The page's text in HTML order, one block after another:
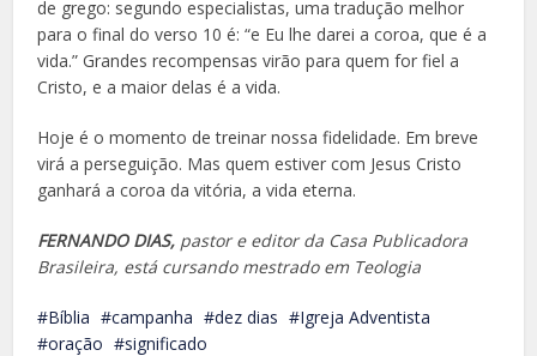
de grego: segundo especialistas, uma tradução melhor
para o final do verso 10 é: “e Eu lhe darei a coroa, que é a
vida.” Grandes recompensas virão para quem for fiel a
Cristo, e a maior delas é a vida.
Hoje é o momento de treinar nossa fidelidade. Em breve
virá a perseguição. Mas quem estiver com Jesus Cristo
ganhará a coroa da vitória, a vida eterna.
FERNANDO DIAS, pastor e editor da Casa Publicadora
Brasileira, está cursando mestrado em Teologia
Bíblia campanha dez dias
Igreja Adventista
oração
significado